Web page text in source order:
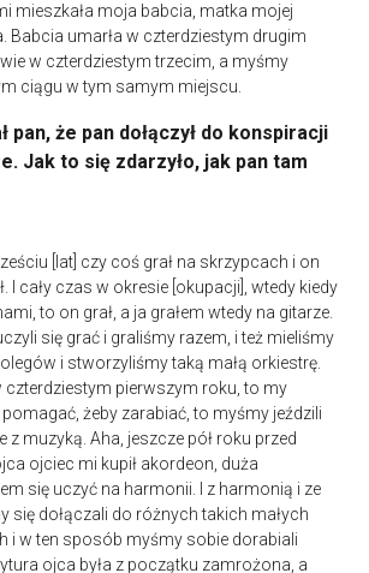
mieszkała moja babcia, matka mojej
Babcia umarła w czterdziestym drugim
w czterdziestym trzecim, a myśmy
ciągu w tym samym miejscu.
pan, że pan dołączył do konspiracji
Jak to się zdarzyło, jak pan tam
[lat] czy coś grał na skrzypcach i on
I cały czas w okresie [okupacji], wtedy kiedy
to on grał, a ja grałem wtedy na gitarze.
się grać i graliśmy razem, i też mieliśmy
i stworzyliśmy taką małą orkiestrę.
czterdziestym pierwszym roku, to my
żeby zarabiać, to myśmy jeździli
z muzyką. Aha, jeszcze pół roku przed
ojciec mi kupił akordeon, duża
się uczyć na harmonii. I z harmonią i ze
się dołączali do różnych takich małych
i w ten sposób myśmy sobie dorabiali
ojca była z początku zamrożona, a